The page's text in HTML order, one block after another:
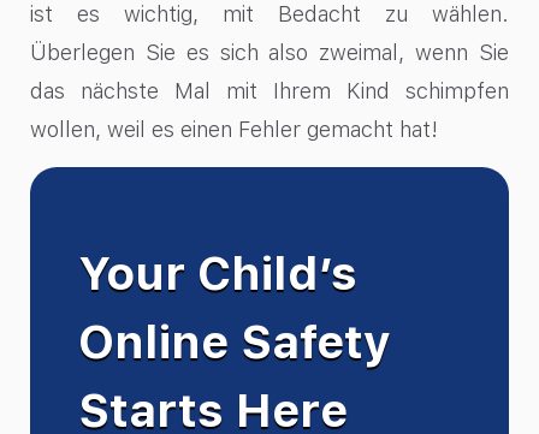
ist es wichtig, mit Bedacht zu wählen.
Überlegen Sie es sich also zweimal, wenn Sie
das nächste Mal mit Ihrem Kind schimpfen
wollen, weil es einen Fehler gemacht hat!
Your Child’s
Online Safety
Starts Here